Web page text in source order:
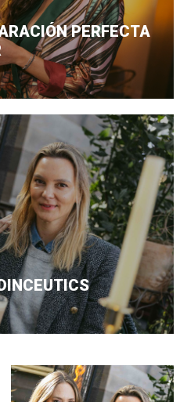
PERFECTA